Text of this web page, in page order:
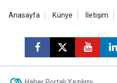
Anasayfa Künye İletişim